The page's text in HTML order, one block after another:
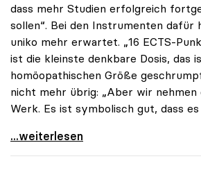
dass mehr Studien erfolgreich
sollen“. Bei den Instrumenten dafür
uniko mehr erwartet. „16 ECTS-
ist die kleinste denkbare Dosis, das
homöopathischen Größe
nicht mehr übrig: „Aber wir
Werk. Es ist symbolisch gut, dass
uniko-Vize Vitouch zu 16 ECTS-
...weiterlesen